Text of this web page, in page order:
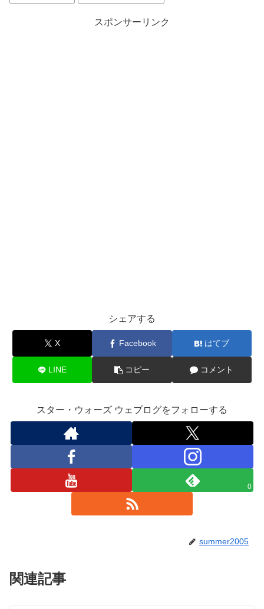
スポンサーリンク
シェアする
X Facebook はてブ
LINE コピー コメント
スター・ウォーズ ウェブログをフォローする
0
summer2005
関連記事